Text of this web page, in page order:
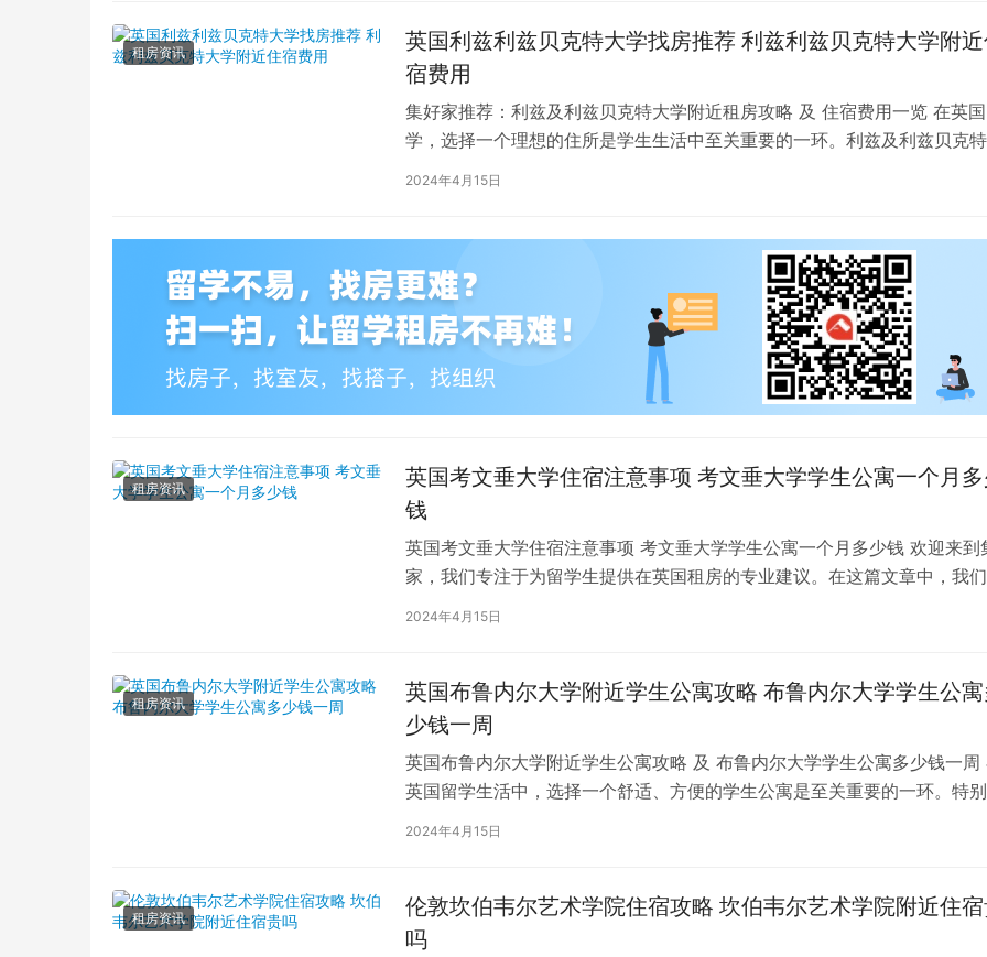
租房资讯
英国利兹利兹贝克特大学找房推荐 利兹利兹贝克特大学附
宿费用
集好家推荐：利兹及利兹贝克特大学附近租房攻略 及 住宿费用一览 在英
学，选择一个理想的住所是学生生活中至关重要的一环。利兹及利兹贝克特
学（以下简称利兹贝大）作为英国一所卓越的…
2024年4月15日
租房资讯
英国考文垂大学住宿注意事项 考文垂大学学生公寓一个月
钱
英国考文垂大学住宿注意事项 考文垂大学学生公寓一个月多少钱 欢迎来到
家，我们专注于为留学生提供在英国租房的专业建议。在这篇文章中，我们
深入探讨英国考文垂大学住宿的注意事项，以…
2024年4月15日
租房资讯
英国布鲁内尔大学附近学生公寓攻略 布鲁内尔大学学生公寓
少钱一周
英国布鲁内尔大学附近学生公寓攻略 及 布鲁内尔大学学生公寓多少钱一周
英国留学生活中，选择一个舒适、方便的学生公寓是至关重要的一环。特别
2024年4月15日
租房资讯
伦敦坎伯韦尔艺术学院住宿攻略 坎伯韦尔艺术学院附近住
吗